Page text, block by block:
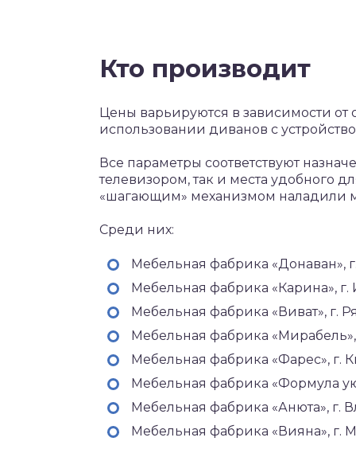
Кто производит
Цены варьируются в зависимости от
использовании диванов с
Все параметры соответствуют
телевизором, так и места удобного
«шагающим» механизмом наладили
Среди них:
Мебельная фабрика «Донаван»,
Мебельная фабрика «Карина», г.
Мебельная фабрика «Виват», г.
Мебельная фабрика «Мирабель»,
Мебельная фабрика «Фарес», г.
Мебельная фабрика «Формула
Мебельная фабрика «Анюта», г.
Мебельная фабрика «Вияна», г.